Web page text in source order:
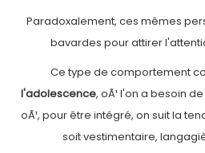
Paradoxalement, ces mêmes
bavardes pour attirer
Ce type de comportement
l'adolescence, oÃ¹ l'on a besoin
oÃ¹, pour être intégré, on suit la
soit vestimentaire,